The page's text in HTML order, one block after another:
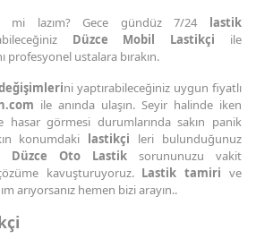
mi lazım? Gece gündüz 7/24 lastik
Düzce Mobil Lastikçi ile
profesyonel ustalara bırakın.
ni yaptırabileceğiniz uygun fiyatlı
ile anında ulaşın. Seyir halinde iken
hasar görmesi durumlarında sakın panik
konumdaki lastikçi leri bulunduğunuz
Düzce Oto Lastik sorununuzu vakit
kavuşturuyoruz. Lastik tamiri ve
arıyorsanız hemen bizi arayın..